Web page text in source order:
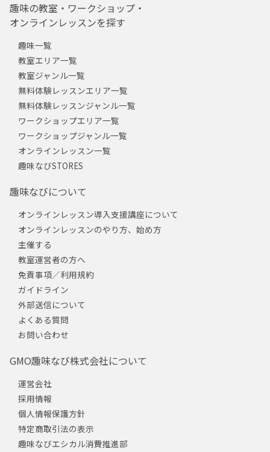
趣味の教室・ワークショップ・
オンラインレッスンを探す
趣味一覧
教室エリア一覧
教室ジャンル一覧
無料体験レッスンエリア一覧
無料体験レッスンジャンル一覧
ワークショップエリア一覧
ワークショップジャンル一覧
オンラインレッスン一覧
趣味なびSTORES
趣味なびについて
オンラインレッスン導入支援講座について
オンラインレッスンのやり方、始め方
主催する
教室運営者の方へ
免責事項／利用規約
ガイドライン
外部送信について
よくある質問
お問い合わせ
GMO趣味なび株式会社について
運営会社
採用情報
個人情報保護方針
特定商取引法の表示
趣味なびエシカル消費推進部